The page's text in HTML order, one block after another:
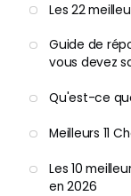
Les 22
Guide de
vous devez
Qu'est-ce
Meilleurs 11
Les 10
en 2026